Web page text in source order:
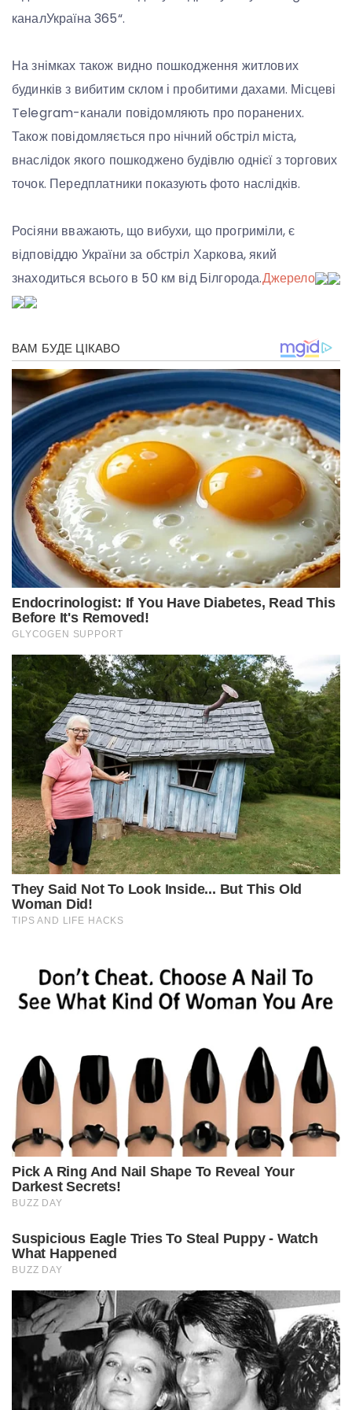
каналУкраїна 365“.
На знімках також видно пошкодження житлових
будинків з вибитим склом і пробитими дахами. Місцеві
Telegram-канали повідомляють про поранених.
Також повідомляється про нічний обстріл міста,
внаслідок якого пошкоджено будівлю однієї з торгових
точок. Передплатники показують фото наслідків.
Росіяни вважають, що вибухи, що прогриміли, є
відповіддю України за обстріл Харкова, який
знаходиться всього в 50 км від Білгорода.Джерело